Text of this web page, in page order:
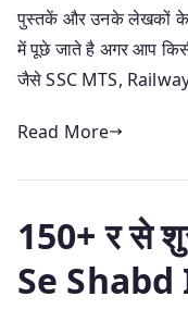
पुस्तकें और उनके लेखकों के
में पूछे जाते है अगर आप किसी
जैसे SSC MTS,
Read More
150+ र से
Se